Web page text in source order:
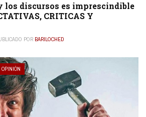
los discursos es imprescindible
CRITICAS Y
POR BARILOCHED
OPINIÓN